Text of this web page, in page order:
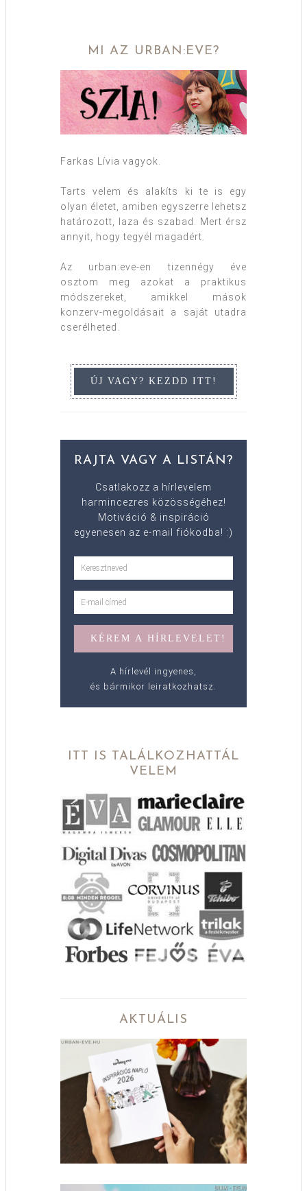
MI AZ URBAN:EVE?
Farkas Lívia vagyok.
Tarts velem és alakíts ki te is egy
olyan életet, amiben egyszerre lehetsz
határozott, laza és szabad. Mert érsz
annyit, hogy tegyél magadért.
Az urban:eve-en tizennégy éve
osztom meg azokat a praktikus
módszereket, amikkel mások
konzerv-megoldásait a saját utadra
cserélheted.
RAJTA VAGY A LISTÁN?
Csatlakozz a hírlevelem
harmincezres közösségéhez!
Motiváció & inspiráció
egyenesen az e-mail fiókodba! :)
A hírlevél ingyenes,
és bármikor leiratkozhatsz.
ITT IS TALÁLKOZHATTÁL
VELEM
AKTUÁLIS